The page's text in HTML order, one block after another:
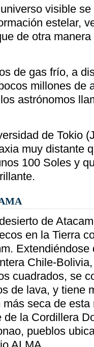
visible
estelar,
de otra
de gas frío, a
millones de
astrónomos
de Tokio
muy distante
100 Soles y
de
en la Tierra
Extendiéndose
Chile-
cuadrados, se
de lava, y tiene
seca de
la Cordillera
pueblos